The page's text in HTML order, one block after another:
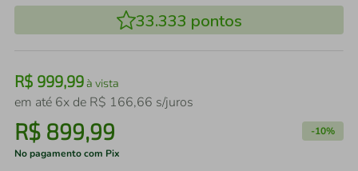
33.333 pontos
R$ 999,99à vista
em até 6x de R$ 166,66 s/juros
R$ 899,99 -10%
No pagamento com Pix